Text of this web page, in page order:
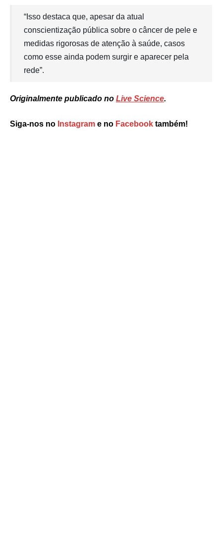
“Isso destaca que, apesar da atual
conscientização pública sobre o câncer de pele e
medidas rigorosas de atenção à saúde, casos
como esse ainda podem surgir e aparecer pela
rede”.
Originalmente publicado no Live Science.
Siga-nos no Instagram e no Facebook também!